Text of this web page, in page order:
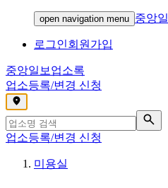
open navigation menu 중앙
로그인회원가입
중앙일보 업소록
업소등록/변경 신청
,
업소등록/변경 신청
미용실